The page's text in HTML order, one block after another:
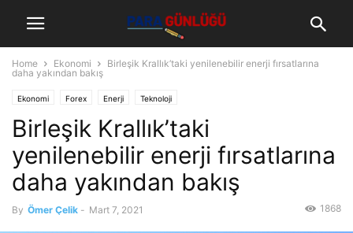
Home Ekonomi
Birleşik Krallık’taki yenilenebilir enerji fırsatlarına
daha yakından bakış
Ekonomi Forex Enerji Teknoloji
Birleşik Krallık’taki
yenilenebilir enerji fırsatlarına
daha yakından bakış
By Ömer Çelik - Mart 7, 2021 1868